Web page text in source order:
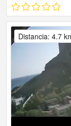
Distancia: 4.7